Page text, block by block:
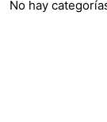
No hay